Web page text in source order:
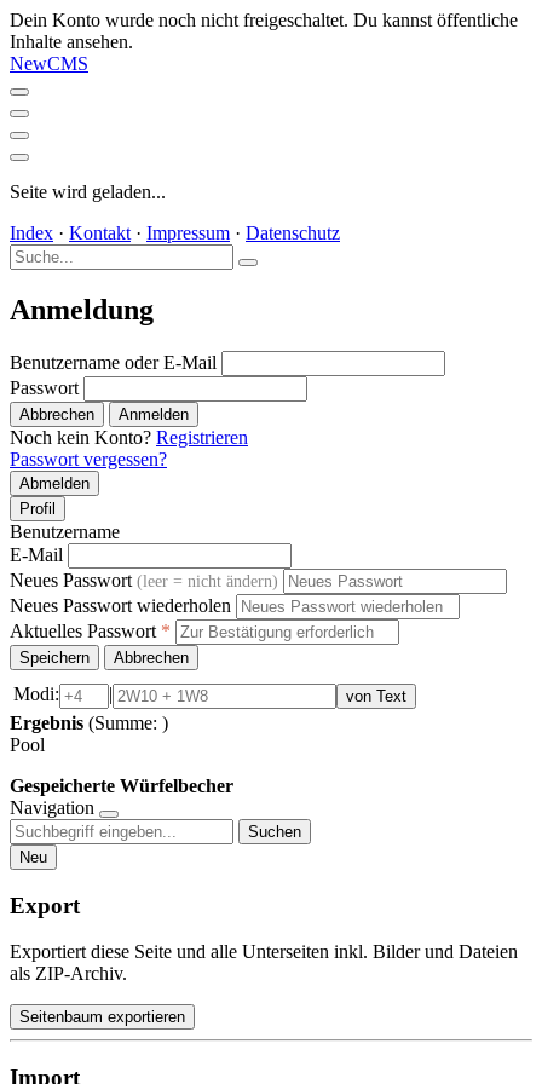
Dein Konto wurde noch nicht freigeschaltet. Du kannst öffentliche
Inhalte ansehen.
NewCMS
Seite wird geladen...
Index · Kontakt · Impressum · Datenschutz
Anmeldung
Benutzername oder E-Mail
Passwort
Abbrechen Anmelden
Noch kein Konto? Registrieren
Passwort vergessen?
Abmelden
Profil
Benutzername
E-Mail
Neues Passwort (leer = nicht ändern)
Neues Passwort wiederholen
Aktuelles Passwort *
Speichern Abbrechen
Modi: | von Text
Ergebnis (Summe: )
Pool
Gespeicherte Würfelbecher
Navigation
Suchen
Neu
Export
Exportiert diese Seite und alle Unterseiten inkl. Bilder und Dateien
als ZIP-Archiv.
Seitenbaum exportieren
Import